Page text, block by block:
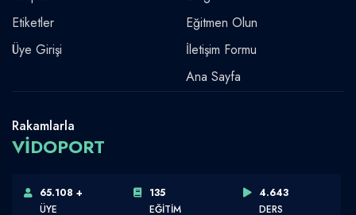
Etiketler
Üye Girişi
Eğitmen Olun
İletişim Formu
Ana Sayfa
Rakamlarla
VİDOPORT
65.108 +
ÜYE
135
EĞİTİM
4.643
DERS